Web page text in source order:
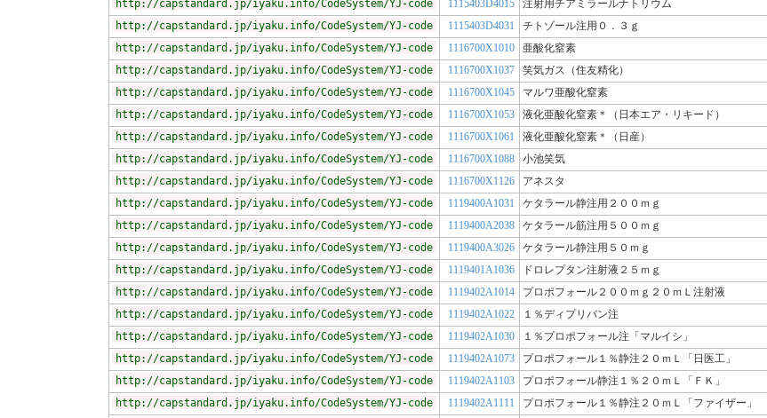
http://capstandard.jp/iyaku.info/CodeSystem/YJ-code
1115403D4015
注射用チアミラールナトリウム
http://capstandard.jp/iyaku.info/CodeSystem/YJ-code
1115403D4031
チトゾール注用０．３ｇ
http://capstandard.jp/iyaku.info/CodeSystem/YJ-code
1116700X1010
亜酸化窒素
http://capstandard.jp/iyaku.info/CodeSystem/YJ-code
1116700X1037
笑気ガス（住友精化）
http://capstandard.jp/iyaku.info/CodeSystem/YJ-code
1116700X1045
マルワ亜酸化窒素
http://capstandard.jp/iyaku.info/CodeSystem/YJ-code
1116700X1053
液化亜酸化窒素＊（日本エア・リキード）
http://capstandard.jp/iyaku.info/CodeSystem/YJ-code
1116700X1061
液化亜酸化窒素＊（日産）
http://capstandard.jp/iyaku.info/CodeSystem/YJ-code
1116700X1088
小池笑気
http://capstandard.jp/iyaku.info/CodeSystem/YJ-code
1116700X1126
アネスタ
http://capstandard.jp/iyaku.info/CodeSystem/YJ-code
1119400A1031
ケタラール静注用２００ｍｇ
http://capstandard.jp/iyaku.info/CodeSystem/YJ-code
1119400A2038
ケタラール筋注用５００ｍｇ
http://capstandard.jp/iyaku.info/CodeSystem/YJ-code
1119400A3026
ケタラール静注用５０ｍｇ
http://capstandard.jp/iyaku.info/CodeSystem/YJ-code
1119401A1036
ドロレプタン注射液２５ｍｇ
http://capstandard.jp/iyaku.info/CodeSystem/YJ-code
1119402A1014
プロポフォール２００ｍｇ２０ｍＬ注射液
http://capstandard.jp/iyaku.info/CodeSystem/YJ-code
1119402A1022
１％ディプリバン注
http://capstandard.jp/iyaku.info/CodeSystem/YJ-code
1119402A1030
１％プロポフォール注「マルイシ」
http://capstandard.jp/iyaku.info/CodeSystem/YJ-code
1119402A1073
プロポフォール１％静注２０ｍＬ「日医工」
http://capstandard.jp/iyaku.info/CodeSystem/YJ-code
1119402A1103
プロポフォール静注１％２０ｍＬ「ＦＫ」
http://capstandard.jp/iyaku.info/CodeSystem/YJ-code
1119402A1111
プロポフォール１％静注２０ｍＬ「ファイザー」